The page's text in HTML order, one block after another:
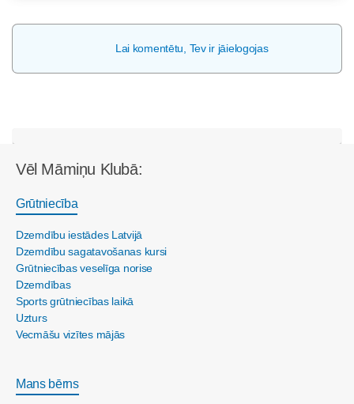
Lai komentētu, Tev ir jāielogojas
Vēl Māmiņu Klubā:
Grūtniecība
Dzemdību iestādes Latvijā
Dzemdību sagatavošanas kursi
Grūtniecības veselīga norise
Dzemdības
Sports grūtniecības laikā
Uzturs
Vecmāšu vizītes mājās
Mans bērns